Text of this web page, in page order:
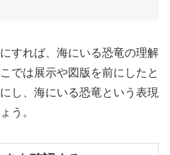
すれば、海にいる恐竜の理解
では展示や図版を前にしたと
し、海にいる恐竜という表現
う。